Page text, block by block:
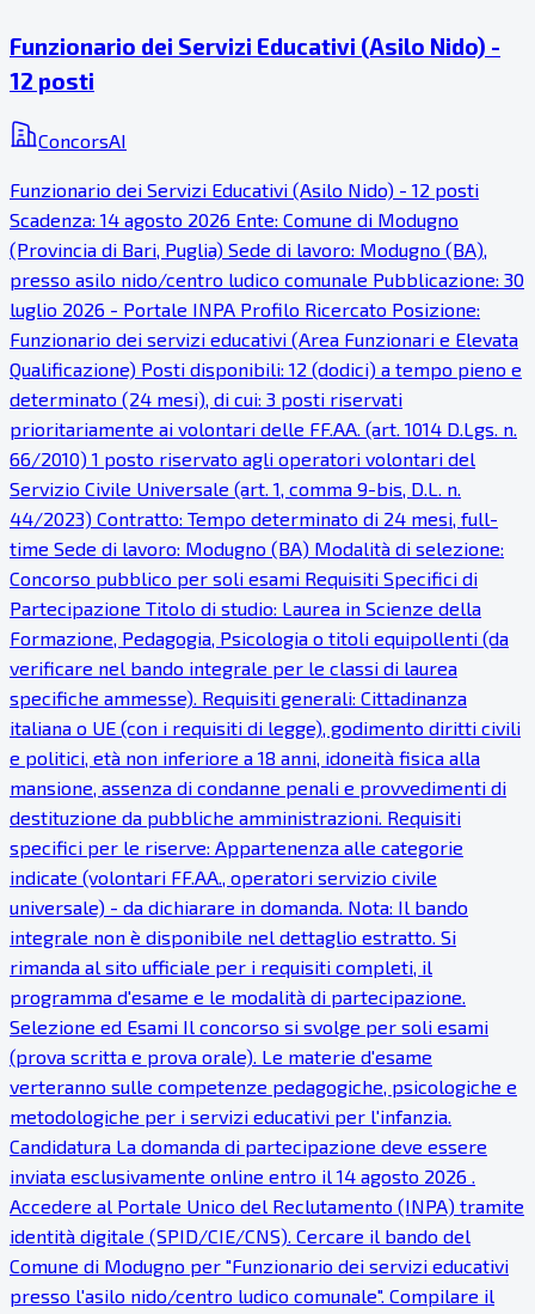
Funzionario dei Servizi Educativi (Asilo Nido) -
12 posti
ConcorsAI
Funzionario dei Servizi Educativi (Asilo Nido) - 12 posti
Scadenza: 14 agosto 2026 Ente: Comune di Modugno
(Provincia di Bari, Puglia) Sede di lavoro: Modugno (BA),
presso asilo nido/centro ludico comunale Pubblicazione: 30
luglio 2026 - Portale INPA Profilo Ricercato Posizione:
Funzionario dei servizi educativi (Area Funzionari e Elevata
Qualificazione) Posti disponibili: 12 (dodici) a tempo pieno e
determinato (24 mesi), di cui: 3 posti riservati
prioritariamente ai volontari delle FF.AA. (art. 1014 D.Lgs. n.
66/2010) 1 posto riservato agli operatori volontari del
Servizio Civile Universale (art. 1, comma 9-bis, D.L. n.
44/2023) Contratto: Tempo determinato di 24 mesi, full-
time Sede di lavoro: Modugno (BA) Modalità di selezione:
Concorso pubblico per soli esami Requisiti Specifici di
Partecipazione Titolo di studio: Laurea in Scienze della
Formazione, Pedagogia, Psicologia o titoli equipollenti (da
verificare nel bando integrale per le classi di laurea
specifiche ammesse). Requisiti generali: Cittadinanza
italiana o UE (con i requisiti di legge), godimento diritti civili
e politici, età non inferiore a 18 anni, idoneità fisica alla
mansione, assenza di condanne penali e provvedimenti di
destituzione da pubbliche amministrazioni. Requisiti
specifici per le riserve: Appartenenza alle categorie
indicate (volontari FF.AA., operatori servizio civile
universale) - da dichiarare in domanda. Nota: Il bando
integrale non è disponibile nel dettaglio estratto. Si
rimanda al sito ufficiale per i requisiti completi, il
programma d'esame e le modalità di partecipazione.
Selezione ed Esami Il concorso si svolge per soli esami
(prova scritta e prova orale). Le materie d'esame
verteranno sulle competenze pedagogiche, psicologiche e
metodologiche per i servizi educativi per l'infanzia.
Candidatura La domanda di partecipazione deve essere
inviata esclusivamente online entro il 14 agosto 2026 .
Accedere al Portale Unico del Reclutamento (INPA) tramite
identità digitale (SPID/CIE/CNS). Cercare il bando del
Comune di Modugno per "Funzionario dei servizi educativi
presso l'asilo nido/centro ludico comunale". Compilare il